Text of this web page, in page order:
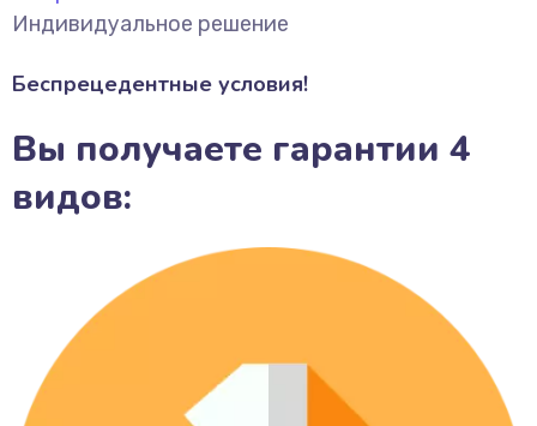
Индивидуальное решение
Беспрецедентные условия!
Вы получаете гарантии 4
видов: